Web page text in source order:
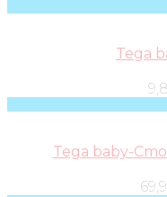
Tega
Tega baby-